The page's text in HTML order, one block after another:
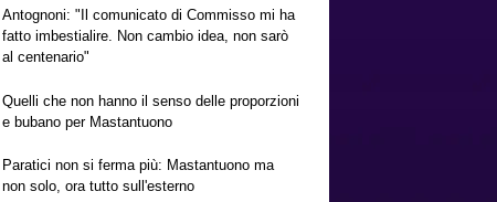
Antognoni: "Il comunicato di Commisso mi ha
fatto imbestialire. Non cambio idea, non sarò
al centenario"
Quelli che non hanno il senso delle proporzioni
e bubano per Mastantuono
Paratici non si ferma più: Mastantuono ma
non solo, ora tutto sull'esterno